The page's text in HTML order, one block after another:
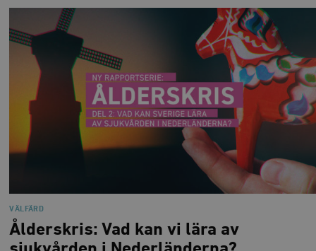
VÄLFÄRD
Ålderskris: Vad kan vi lära av